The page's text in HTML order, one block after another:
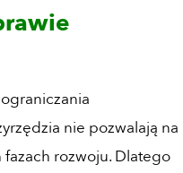
nie pozwalają na
rozwoju. Dlatego